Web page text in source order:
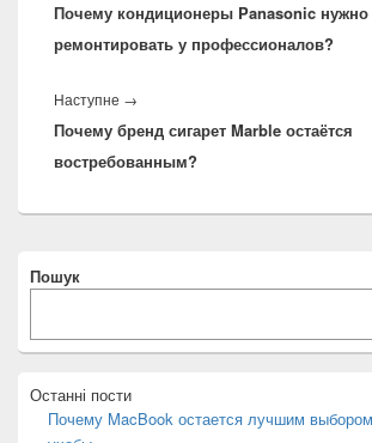
запис:
Почему кондиционеры Panasonic нужно
ремонтировать у профессионалов?
Наступне →
запис:
Почему бренд сигарет Marble остаётся
востребованным?
розташування
панелі
Пошук
Останні пости
Почему MacBook остается лучшим